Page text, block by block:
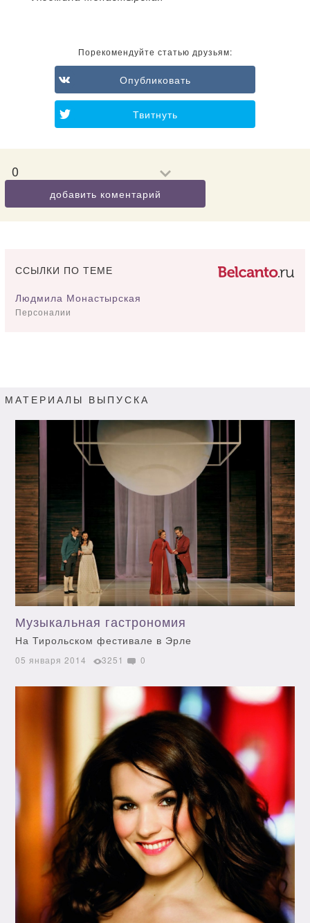
Порекомендуйте статью друзьям:
Опубликовать
Твитнуть
0
добавить коментарий
ССЫЛКИ ПО ТЕМЕ
Людмила Монастырская
Персоналии
МАТЕРИАЛЫ ВЫПУСКА
Музыкальная гастрономия
На Тирольском фестивале в Эрле
05 января 2014 3251 0